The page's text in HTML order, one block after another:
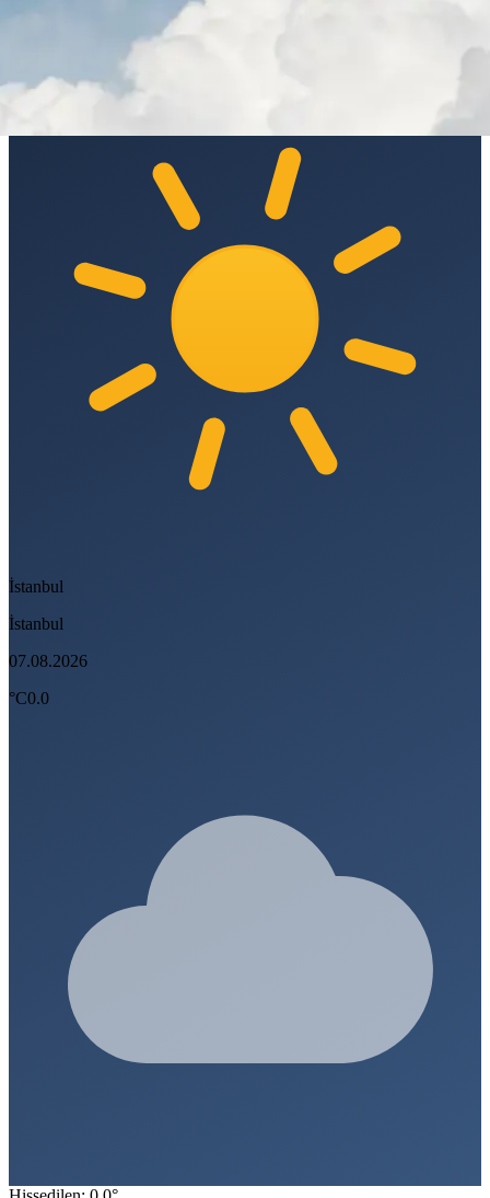
İstanbul
İstanbul
07.08.2026
°C0.0